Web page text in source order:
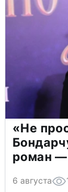
«Не
роман
6 августа